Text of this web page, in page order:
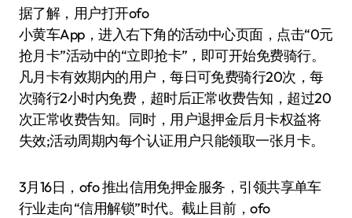
据了解，用户打开ofo
小黄车App，进入右下角的活动中心页面，点击“0元
抢月卡”活动中的“立即抢卡”，即可开始免费骑行。
凡月卡有效期内的用户，每日可免费骑行20次，每
次骑行2小时内免费，超时后正常收费告知，超过20
次正常收费告知。同时，用户退押金后月卡权益将
失效;活动周期内每个认证用户只能领取一张月卡。
3月16日，ofo 推出信用免押金服务，引领共享单车
行业走向“信用解锁”时代。截止目前，ofo